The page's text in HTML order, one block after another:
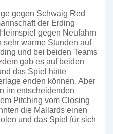
gegen Schwaig Red
der Erding
gegen Neufahrn
sehr warme Stunden auf
und bei beiden Teams
gab es auf beiden
das Spiel hätte
enden können. Aber
im entscheidenden
Pitching vom Closing
die Mallards einen
und das Spiel für sich